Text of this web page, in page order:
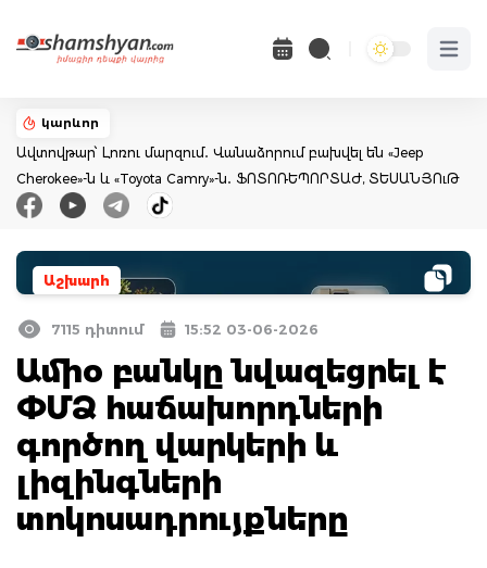
Open
կարևոր
Ավտովթար՝ Լոռու մարզում․ Վանաձորում բախվել են «Jeep
Cherokee»-ն և «Toyota Camry»-ն․ ՖՈՏՈՌԵՊՈՐՏԱԺ, ՏԵՍԱՆՅՈւԹ
Աշխարհ
7115 դիտում 15:52 03-06-2026
Ամիօ բանկը նվազեցրել է
ՓՄՁ հաճախորդների
գործող վարկերի և
լիզինգների
տոկոսադրույքները